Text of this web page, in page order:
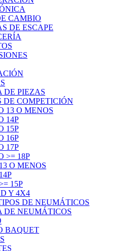
CAMBIO
DE ESCAPE
DE PIEZAS
DE COMPETICIÓN
13 O MENOS
14P
15P
16P
17P
>= 18P
O MENOS
15P
Y 4X4
DE NEUMÁTICOS
DE NEUMÁTICOS
BAQUET